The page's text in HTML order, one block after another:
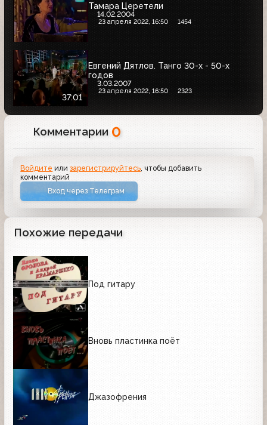
Тамара Церетели
14.02.2004
23 апреля 2022, 16:50 1454
37:01
Евгений Дятлов. Танго 30-х - 50-х
годов
3.03.2007
23 апреля 2022, 16:50 2323
Комментарии 0
Войдите илизарегистрируйтесь, чтобы добавить
комментарий
Вход через Телеграм
Похожие передачи
Под гитару
Вновь пластинка поёт
Джазофрения